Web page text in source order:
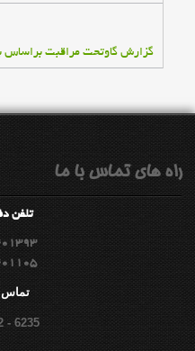
گزارش گاوتحت مراقبت براساس
راه هاي تماس با ما
تلفن
تماس
- 6235